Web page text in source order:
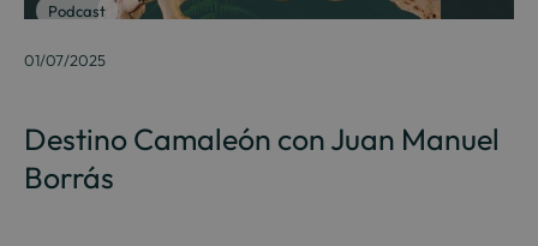
Podcast
01/07/2025
Destino Camaleón con Juan Manuel
Borrás